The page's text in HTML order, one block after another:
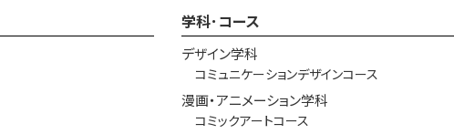
学科･コース
デザイン学科
コミュニケーションデザインコース
漫画・アニメーション学科
コミックアートコース